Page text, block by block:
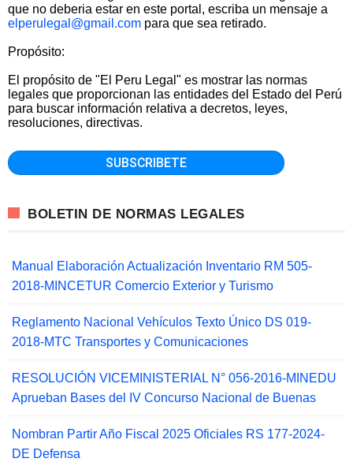
que no deberia estar en este portal, escriba un mensaje a
elperulegal@gmail.com para que sea retirado.
Propósito:
El propósito de "El Peru Legal" es mostrar las normas
legales que proporcionan las entidades del Estado del Perú
para buscar información relativa a decretos, leyes,
resoluciones, directivas.
BOLETIN DE NORMAS LEGALES
Manual Elaboración Actualización Inventario RM 505-
2018-MINCETUR Comercio Exterior y Turismo
Reglamento Nacional Vehículos Texto Único DS 019-
2018-MTC Transportes y Comunicaciones
RESOLUCIÓN VICEMINISTERIAL N° 056-2016-MINEDU
Aprueban Bases del IV Concurso Nacional de Buenas
Nombran Partir Año Fiscal 2025 Oficiales RS 177-2024-
DE Defensa